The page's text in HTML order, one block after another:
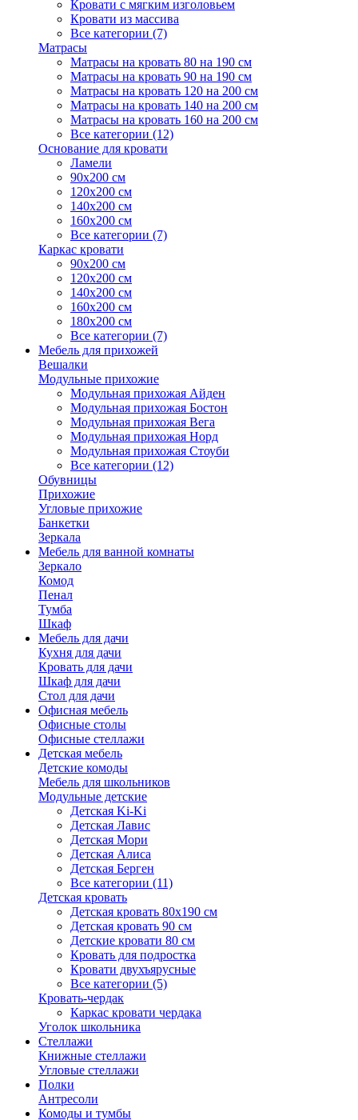
Кровати с мягким изголовьем
Кровати из массива
Все категории (7)
Матрасы
Матрасы на кровать 80 на 190 см
Матрасы на кровать 90 на 190 см
Матрасы на кровать 120 на 200 см
Матрасы на кровать 140 на 200 см
Матрасы на кровать 160 на 200 см
Все категории (12)
Основание для кровати
Ламели
90х200 см
120х200 см
140х200 см
160х200 см
Все категории (7)
Каркас кровати
90х200 см
120х200 см
140х200 см
160х200 см
180х200 см
Все категории (7)
Мебель для прихожей
Вешалки
Модульные прихожие
Модульная прихожая Айден
Модульная прихожая Бостон
Модульная прихожая Вега
Модульная прихожая Норд
Модульная прихожая Стоуби
Все категории (12)
Обувницы
Прихожие
Угловые прихожие
Банкетки
Зеркала
Мебель для ванной комнаты
Зеркало
Комод
Пенал
Тумба
Шкаф
Мебель для дачи
Кухня для дачи
Кровать для дачи
Шкаф для дачи
Стол для дачи
Офисная мебель
Офисные столы
Офисные стеллажи
Детская мебель
Детские комоды
Мебель для школьников
Модульные детские
Детская Ki-Ki
Детская Лавис
Детская Мори
Детская Алиса
Детская Берген
Все категории (11)
Детская кровать
Детская кровать 80х190 см
Детская кровать 90 см
Детские кровати 80 см
Кровать для подростка
Кровати двухъярусные
Все категории (5)
Кровать-чердак
Каркас кровати чердака
Уголок школьника
Стеллажи
Книжные стеллажи
Угловые стеллажи
Полки
Антресоли
Комоды и тумбы